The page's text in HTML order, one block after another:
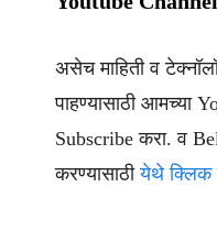
असेच माहिती व
पाहण्यासाठी आमच्या
Subscribe करा. व
करण्यासाठीयेथे क्लिक